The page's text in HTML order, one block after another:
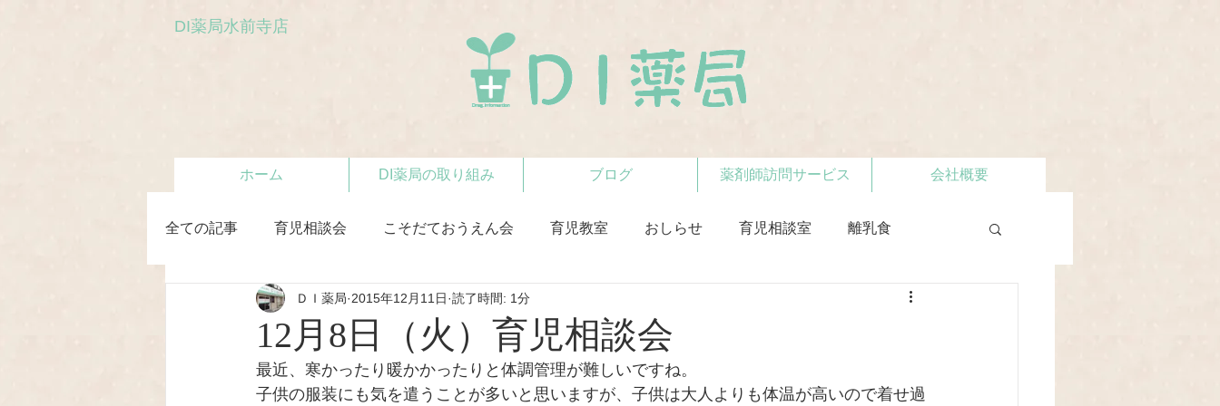
DI薬局水前寺店
ホーム DI薬局の取り組み ブログ 薬剤師訪問サービス 会社概要
全ての記事 育児相談会 こそだておうえん会 育児教室 おしらせ 育児相談室 離乳食
初めての離乳食教室
12月8日（火）育児相談会
ＤＩ薬局 2015年12月11日 読了時間: 1分
最近、寒かったり暖かかったりと体調管理が難しいですね。
子供の服装にも気を遣うことが多いと思いますが、子供は大人よりも体温が高いので着せ過